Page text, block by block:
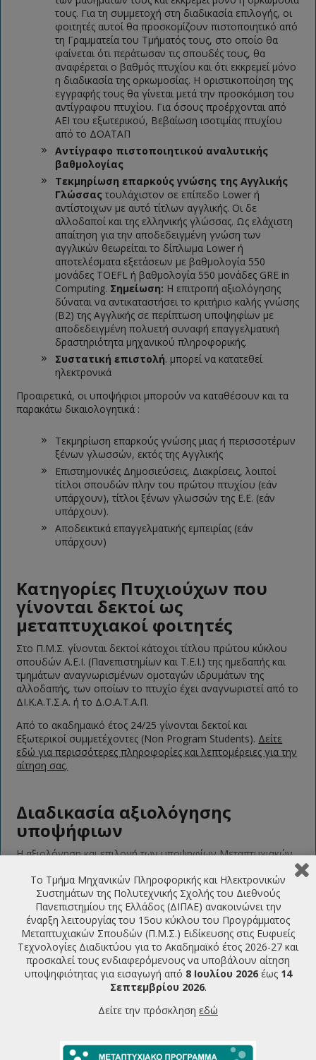
τους. Για τη συμμετοχή στη διαδικασία επιλογής, οι
φοιτητές αυτοί θα προσκομίζουν πιστοποιητικό από
τη Γραμματεία του Τμήματός τους, στο οποίο θα
φαίνεται ότι περάτωσαν τις σπουδές τους, θα
αναφέρεται ο βαθμός πτυχίου και ότι εκκρεμεί μόνο
η διαδικασία της ορκωμοσίας. Η οριστικοποίηση της
εγγραφής τους θα γίνεται μετά την προσκόμιση του
αντίγραφου πτυχίου. Για όσους προέρχονται από
ΑΕΙ του εξωτερικού, Βεβαίωση ισοτιμίας πτυχίου
από το ΔΟΑΤΑΠ
Αντίγραφο πιστοποιητικού αναλυτικής
βαθμολογίας
Τεκμηρίωση επαρκούς γνώσης της Αγγλικής
Γλώσσας τουλάχιστον σε επίπεδο Lower ή
αντίστοιχων με αυτό τίτλων αγγλικής. Οι δε
αλλοδαποί και της ελληνικής γλώσσας. Ως ελάχιστη
απαίτηση για την αποδεδειγμένη γνώση των
αγγλικών θεωρείται το δίπλωμα Lower ή
αποτελέσματα εξετάσεων με βαθμολογία 550
μονάδες TOEFL ή βαθμολογία 550 μονάδες GRE in
Computing. Σημείωση: Η επιτροπή αξιολόγησης
δύναται να αντικαταστήσει το κριτήριο καλής γνώσης
(Β2) της Αγγλικής σε περίπτωση υποψηφίων με
αποδεδειγμένη πολυετή συναφή επαγγελματική
δραστηριότητα μηχανικού πληροφορικής.
Συστατική επιστολή. μπορεί να κατατεθεί
ηλεκτρονικά
Προαιρετικά, οι υποψήφιοι μπορούν να καταθέσουν και τα
παρακάτω δικαιολογητικά :
Τεκμηρίωση επαρκούς γνώσης μιας ή περισσοτέρων
ξένων γλωσσών, εκτός της Αγγλικής
Επιστημονικές Δημοσιεύσεις, Διακρίσεις, λοιποί
τίτλοι σπουδών πλην του πρώτου πτυχίου (εάν
υπάρχουν), τίτλοι ξένων γλωσσών της Ε.Ε. (εάν
υπάρχουν).
Αποδεικτικά επαγγελματικής εμπειρίας (εάν
υπάρχουν)
Κατηγορίες Πτυχιούχων που
γίνονται δεκτοί ως
μεταπτυχιακοί φοιτητές
Στο Π.Μ.Σ. γίνονται δεκτοί κάτοχοι τίτλου πρώτου κύκλου
σπουδών Α.Ε.Ι. (Πανεπιστημίων και Τ.Ε.Ι.) της ημεδαπής και
τμημάτων αναγνωρισμένων ομοταγών ιδρυμάτων της
αλλοδαπής, των οποίων το πτυχίο έχει αναγνωριστεί από το
ΔΙ.Κ.Α.Τ.Σ.Α. ή το Δ.Ο.Α.Τ.Α.Π.
Από το ακαδημαικό έτος 24/25 γίνονται δεκτοί και
Eξωτερικοί συμμετέχοντες (Non Program Students). Δείτε
εδώ για περισσότερες πληροφορίες και λεπτομέρειες για την
αίτηση σας.
Διαδικασία αξιολόγησης
υποψήφιων
Η αξιολόγηση και επιλογή των υποψηφίων Μεταπτυχιακών
διαδικασία επιλογής περιλαμβάνει αλγόριθμο με τον οποίο
μοριοδοτούνται τα προσόντα των υποψηφίων με στόχο η
επιλογή των υποψηφίων να γίνεται με εκείνες τις αναγκαίες
προϋποθέσεις που μεγιστοποιούν την πιθανότητα
επιτυχούς φοίτησης στο ΠΜΣ. Η διαδικασία επιλογής
διενεργείται με βάση τα ακόλουθα κριτήρια:
Συνάφεια του γνωστικού αντικειμένου των
προπτυχιακών σπουδών του υποψηφίου με την
επιστημονική περιοχή του ΠΜΣ (Μέχρι 25 μόρια)
μόρια)
Το Τμήμα Μηχανικών Πληροφορικής και Ηλεκτρονικών
Συστημάτων της Πολυτεχνικής Σχολής του Διεθνούς
Πανεπιστημίου της Ελλάδος (ΔΙΠΑΕ) ανακοινώνει την
έναρξη λειτουργίας του 15ου κύκλου του Προγράμματος
Μεταπτυχιακών Σπουδών (Π.Μ.Σ.) Ειδίκευσης στις Ευφυείς
Τεχνολογίες Διαδικτύου για το Ακαδημαϊκό έτος 2026-27 και
προσκαλεί τους ενδιαφερόμενους να υποβάλουν αίτηση
υποψηφιότητας για εισαγωγή από 8 Ιουλίου 2026 έως 14
Σεπτεμβρίου 2026.
Δείτε την πρόσκληση εδώ